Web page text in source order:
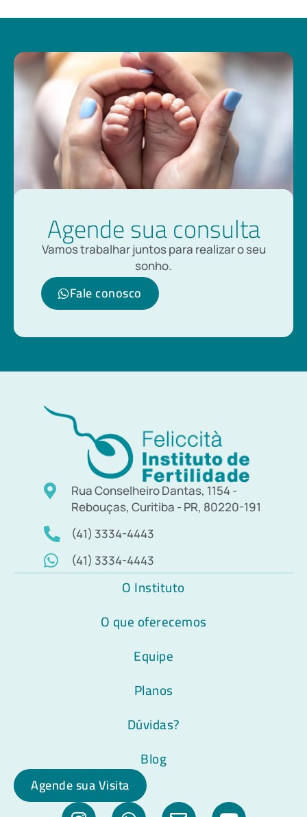
Agende sua consulta
Vamos trabalhar juntos para realizar o seu
sonho.
Fale conosco
Rua Conselheiro Dantas, 1154 -
Rebouças, Curitiba - PR, 80220-191
(41) 3334-4443
(41) 3334-4443
O Instituto
O que oferecemos
Equipe
Planos
Dúvidas?
Blog
Agende sua Visita